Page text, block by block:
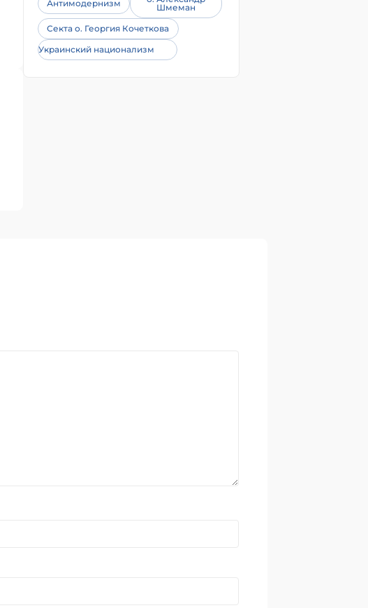
Антимодернизм
Шмеман
Секта о. Георгия Кочеткова
Украинский национализм